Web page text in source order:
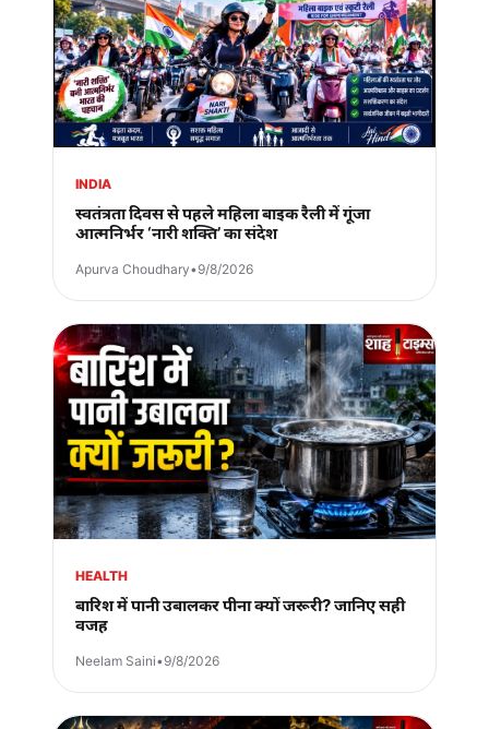
INDIA
स्वतंत्रता दिवस से पहले महिला बाइक रैली में गूंजा
आत्मनिर्भर ‘नारी शक्ति’ का संदेश
Apurva Choudhary•9/8/2026
HEALTH
बारिश में पानी उबालकर पीना क्यों जरूरी? जानिए सही
वजह
Neelam Saini•9/8/2026